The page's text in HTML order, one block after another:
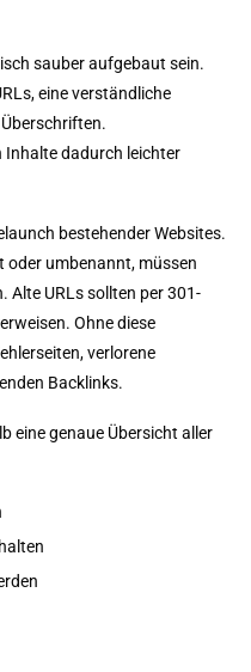
sauber aufgebaut sein.
eine verständliche
Inhalte dadurch leichter
bestehender Websites.
oder umbenannt, müssen
Alte URLs sollten per 301-
Ohne diese
verlorene
Backlinks.
eine genaue Übersicht aller